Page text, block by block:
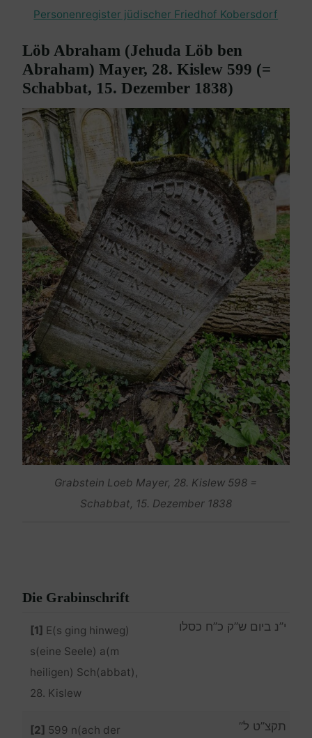
Personenregister jüdischer Friedhof Kobersdorf
Löb Abraham (Jehuda Löb ben
Abraham) Mayer, 28. Kislew 599 (=
Schabbat, 15. Dezember 1838)
Grabstein Loeb Mayer, 28. Kislew 598 =
Schabbat, 15. Dezember 1838
Die Grabinschrift
[1] E(s ging hinweg)
s(eine Seele) a(m
heiligen) Sch(abbat),
28. Kislew
י”נ ביום ש”ק כ”ח כסלו
[2] 599 n(ach der
תקצ”ט ל”